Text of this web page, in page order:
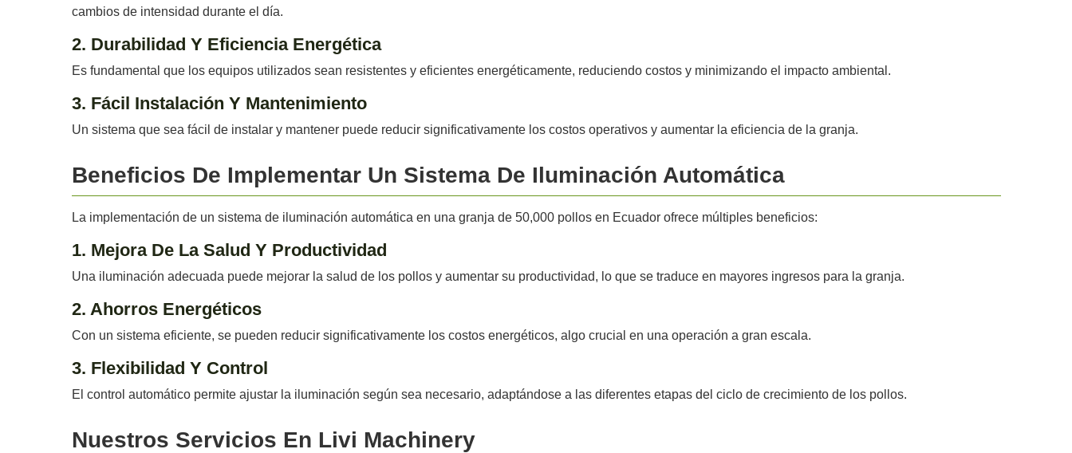
cambios de intensidad durante el día.
2. Durabilidad Y Eficiencia Energética
Es fundamental que los equipos utilizados sean resistentes y eficientes energéticamente, reduciendo costos y minimizando el impacto ambiental.
3. Fácil Instalación Y Mantenimiento
Un sistema que sea fácil de instalar y mantener puede reducir significativamente los costos operativos y aumentar la eficiencia de la granja.
Beneficios De Implementar Un Sistema De Iluminación Automática
La implementación de un sistema de iluminación automática en una granja de 50,000 pollos en Ecuador ofrece múltiples beneficios:
1. Mejora De La Salud Y Productividad
Una iluminación adecuada puede mejorar la salud de los pollos y aumentar su productividad, lo que se traduce en mayores ingresos para la granja.
2. Ahorros Energéticos
Con un sistema eficiente, se pueden reducir significativamente los costos energéticos, algo crucial en una operación a gran escala.
3. Flexibilidad Y Control
El control automático permite ajustar la iluminación según sea necesario, adaptándose a las diferentes etapas del ciclo de crecimiento de los pollos.
Nuestros Servicios En Livi Machinery